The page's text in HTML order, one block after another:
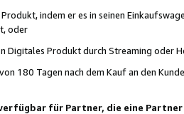
indem er es in seinen
oder
Digitales Produkt durch Streaming oder
180 Tagen nach dem Kauf an den
für Partner, die eine